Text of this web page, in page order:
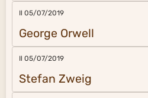
Il 05/07/2019
George Orwell
Il 05/07/2019
Stefan Zweig